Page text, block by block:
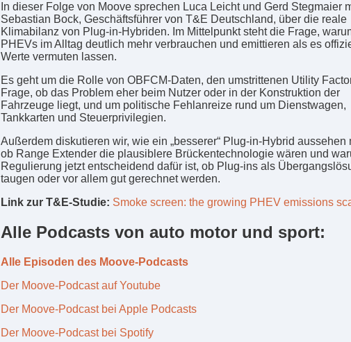
In dieser Folge von Moove sprechen Luca Leicht und Gerd Stegmaier
Sebastian Bock, Geschäftsführer von T&E Deutschland, über die reale
Klimabilanz von Plug-in-Hybriden. Im Mittelpunkt steht die Frage,
PHEVs im Alltag deutlich mehr verbrauchen und emittieren als es
Werte vermuten lassen.
Es geht um die Rolle von OBFCM-Daten, den umstrittenen Utility
Frage, ob das Problem eher beim Nutzer oder in der Konstruktion der
Fahrzeuge liegt, und um politische Fehlanreize rund um Dienstwagen,
Tankkarten und Steuerprivilegien.
Außerdem diskutieren wir, wie ein „besserer“ Plug-in-Hybrid aussehen
ob Range Extender die plausiblere Brückentechnologie wären und
Regulierung jetzt entscheidend dafür ist, ob Plug-ins als
taugen oder vor allem gut gerechnet werden.
Link zur T&E-Studie: Smoke screen: the growing PHEV emissions
Alle Podcasts von auto motor und sport:
Alle Episoden des Moove-Podcasts
Der Moove-Podcast auf Youtube
Der Moove-Podcast bei Apple Podcasts
Der Moove-Podcast bei Spotify